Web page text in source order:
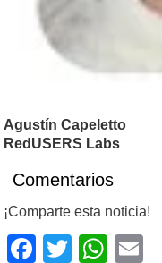
Agustín Capeletto
RedUSERS Labs
Comentarios
¡Comparte esta noticia!
Facebook
Twitter